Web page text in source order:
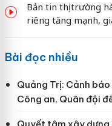
Bản tin thị trường
riêng tăng mạnh,
Bài đọc nhiều
Quảng Trị: Cảnh
Công an, Quân đội